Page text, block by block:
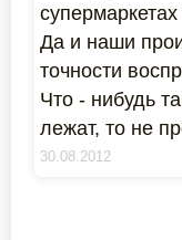
Да и наши
точности
Что - нибудь
лежат, то не
30.08.2012